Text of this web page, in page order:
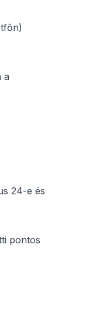
a
24-e és
pontos